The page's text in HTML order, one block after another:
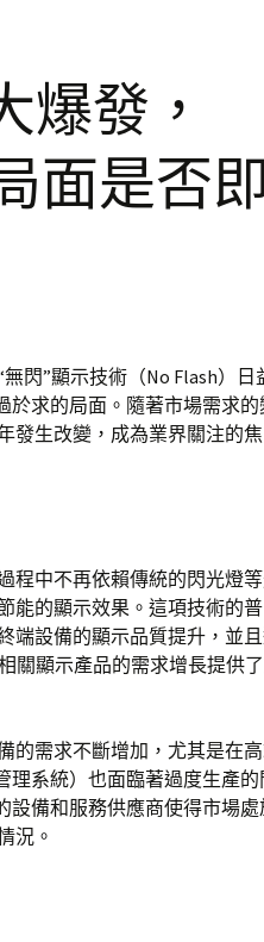
爆發，
面是否即
閃”顯示技術（No Flash）日
於求的局面。隨著市場需求的
發生改變，成為業界關注的焦
程中不再依賴傳統的閃光燈
能的顯示效果。這項技術的普
端設備的顯示品質提升，並
關顯示產品的需求增長提供
的需求不斷增加，尤其是在
理系統）也面臨著過度生產的
設備和服務供應商使得市場處
況。